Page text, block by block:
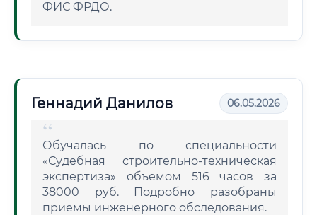
ФИС ФРДО.
Геннадий Данилов 06.05.2026
Обучалась по специальности
«Судебная строительно-техническая
экспертиза» объемом 516 часов за
38000 руб. Подробно разобраны
приемы инженерного обследования.